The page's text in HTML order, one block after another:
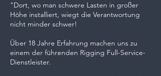
"Dort, wo man schwere Lasten in großer
Höhe installiert, wiegt die Verantwortung
nicht minder schwer!
Über 18 Jahre Erfahrung machen uns zu
einem der führenden Rigging Full-Service-
Dienstleister.